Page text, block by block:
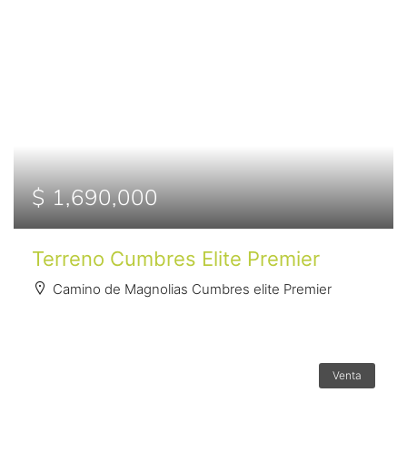
$ 1,690,000
Terreno Cumbres Elite Premier
Camino de Magnolias Cumbres elite Premier
Venta